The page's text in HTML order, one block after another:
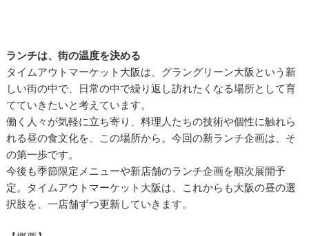
ランチは、街の温度を決める
タイムアウトマーケット大阪は、グラングリーン大阪という新
しい街の中で、日常の中で繰り返し訪れたくなる場所として育
てていきたいと考えています。
働く人々が気軽に立ち寄り、料理人たちの技術や個性に触れら
れる昼の食文化を、この場所から。今回の新ランチ企画は、そ
の第一歩です。
今後も季節限定メニューや新店舗のランチ企画を順次展開予
定。タイムアウトマーケット大阪は、これからも大阪の昼の選
択肢を、一店舗ずつ更新していきます。